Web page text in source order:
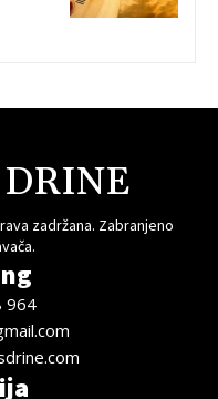
zadržana. Zabranjeno
964